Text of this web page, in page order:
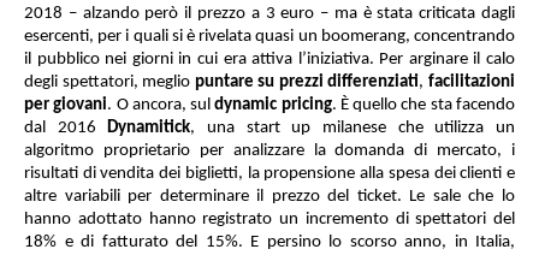
2018 – alzando però il prezzo a 3 euro – ma è stata criticata dagli
esercenti, per i quali si è rivelata quasi un boomerang, concentrando
il pubblico nei giorni in cui era attiva l’iniziativa. Per arginare il calo
degli spettatori, meglio puntare su prezzi differenziati,facilitazioni
per giovani. O ancora, suldynamic pricing. È quello che sta facendo
dal 2016Dynamitick, una start up milanese che utilizza un
algoritmo proprietario per analizzare la domanda di mercato, i
risultati di vendita dei biglietti, la propensione alla spesa dei clienti e
altre variabili per determinare il prezzo del ticket. Le sale che lo
hanno adottato hanno registrato un incremento di spettatori del
18% e di fatturato del 15%. E persino lo scorso anno, in Italia,